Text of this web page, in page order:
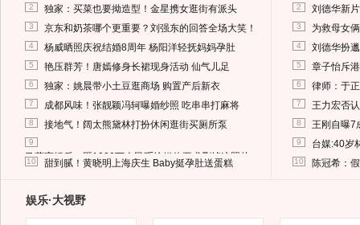
2 独家：买菜也要拗造型！金星携女逛街有派头
3 京东和奶茶哪个更重要？刘强东的回答全场大笑！
4 杨威晒照庆祝结婚8周年 杨阳洋轻抚妈妈孕肚
5 艳压群芳！唐嫣修身长裙现身活动 仙气儿足
6 独家：姚晨带小土豆逛商场 购置产后新衣
7 成都风味！张靓颖冯轲曝婚纱照 吃串串打麻将
8 接地气！阔太熊黛林打扮休闲逛街买厕所泵
9
马蓉离婚后，砸1000万人民币给媒体要求删掉这照片
10 甜到腻！黄晓明上海庆生 Baby挺孕肚送蛋糕
2 刘德华新
3 为救母女
4 刘德华扮
5 章子怡斥
6 律师：于
7 王力宏否
8 王刚自曝7
9 台媒:40岁
10 陈冠希：
娱乐·大视野